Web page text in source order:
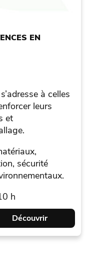
EN
à celles
leurs
et
sécurité
h
Découvrir